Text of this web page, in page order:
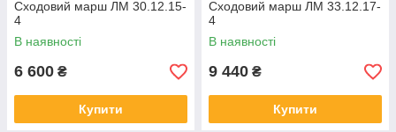
підвищена вологостійкість;
зонах.
Очевидным достоинством является тот факт, что такая
лестница способна выдерживать до 360 кг на один
Сходовий марш ЛМ 30.12.15-
4
В наявності
6 600 ₴
Купити
Сходовий марш ЛМ 33.12.17-
4
В наявності
9 440 ₴
Купити